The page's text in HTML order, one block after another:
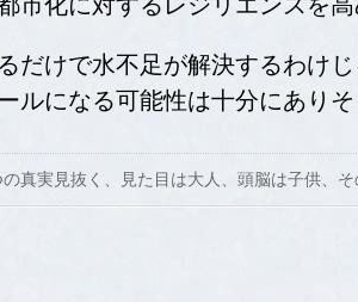
だけで水不足が解決するわけ
ルになる可能性は十分にありそ
真実見抜く、見た目は大人、頭脳は子供、